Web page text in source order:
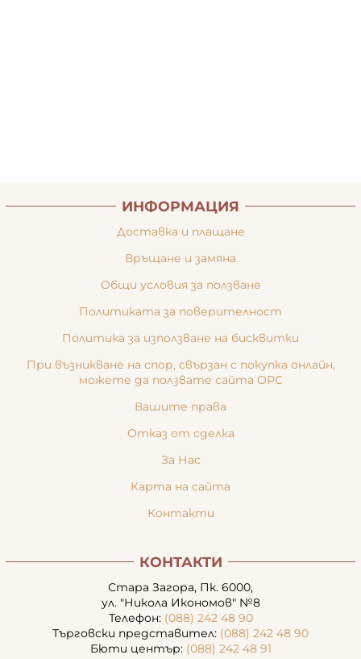
ИНФОРМАЦИЯ
Доставка и плащане
Връщане и замяна
Общи условия за ползване
Политиката за поверителност
Политика за използване на бисквитки
При възникване на спор, свързан с покупка онлайн,
можете да ползвате сайта ОРС
Вашите права
Отказ от сделка
За Нас
Карта на сайта
Контакти
КОНТАКТИ
Стара Загора, Пк. 6000,
ул. "Никола Икономов" №8
Телефон: (088) 242 48 90
Търговски представител: (088) 242 48 90
Бюти център: (088) 242 48 91